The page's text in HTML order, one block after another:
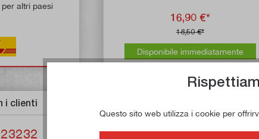
altri paesi
i clienti
16,90 €*
18,50 €*
Disponibile immediatamente
Questo sito web utilizza i cookie per